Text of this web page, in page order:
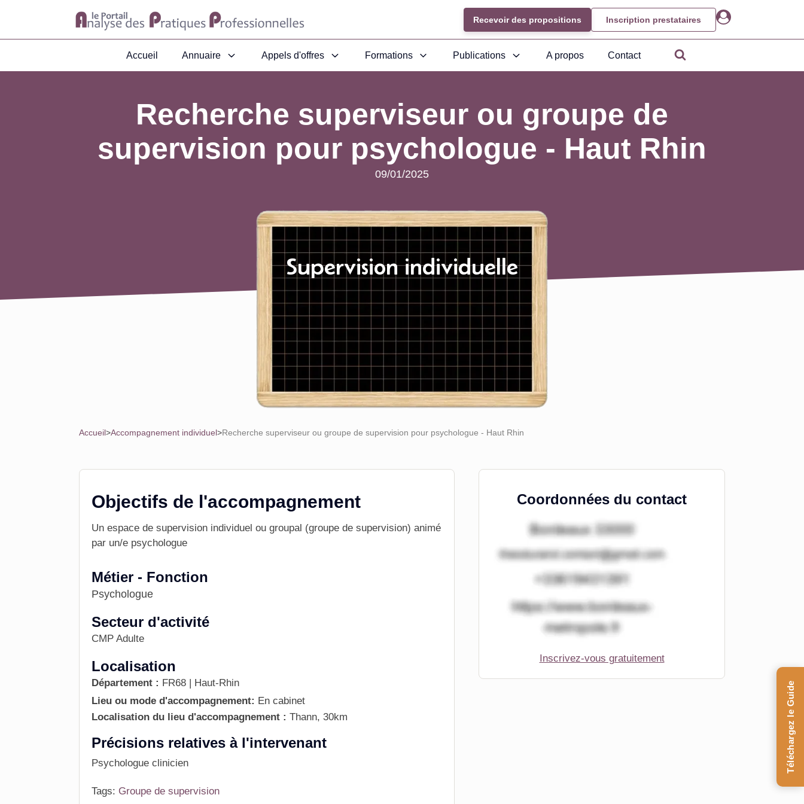
Recevoir des propositions Inscription prestataires
Accueil Annuaire Appels d'offres Formations Publications A propos Contact
Recherche superviseur ou groupe de
supervision pour psychologue - Haut Rhin
09/01/2025
Supervision individuelle
Accueil>Accompagnement individuel>Recherche superviseur ou groupe de supervision pour psychologue - Haut Rhin
Objectifs de l'accompagnement
Un espace de supervision individuel ou groupal (groupe de supervision) animé
par un/e psychologue
Métier - Fonction
Psychologue
Secteur d'activité
CMP Adulte
Localisation
Département : FR68 | Haut-Rhin
Lieu ou mode d'accompagnement: En cabinet
Localisation du lieu d'accompagnement : Thann, 30km
Précisions relatives à l'intervenant
Psychologue clinicien
Tags: Groupe de supervision
Coordonnées du contact
Inscrivez-vous gratuitement
Téléchargez le Guide